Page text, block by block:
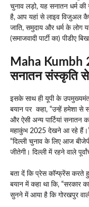
चुनाव लड़ो, यह सनातन धर्म
है, आप यहां से लाइव विजुअल
जाति, समुदाय और धर्म के लोग
(समाजवादी पार्टी का) पीडीए
Maha Kumbh
सनातन संस्कृति
इसके साथ ही यूपी के
बयान पर कहा, “उन्हें हमेशा से
और ऐसी अन्य पार्टियां सनातन
महाकुंभ 2025 देखने आ रहे हैं।”
“दिल्ली चुनाव के लिए आज
जीतेगी। दिल्ली में रहने वाले
बता दें कि प्रेस कॉन्फ्रेंस करते
बयान में कहा था कि, “सरकार
सुनने में आया है कि गोरखपुर